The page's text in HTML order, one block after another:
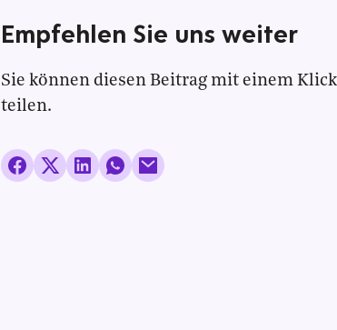
Empfehlen Sie uns weiter
Sie können diesen Beitrag mit einem
teilen.